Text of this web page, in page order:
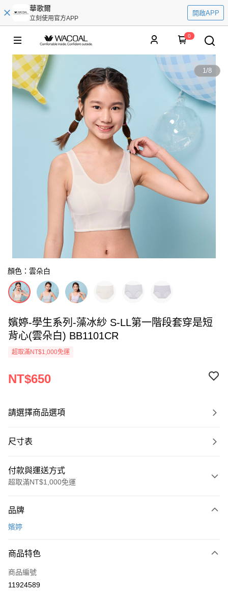
華歌爾
立刻使用官方APP
開啟APP
0
1/8
顏色：雲朵白
嬪婷-學生系列-藻冰紗 S-LL第一階段套穿是短
背心(雲朵白) BB1101CR
超取滿NT$1,000免運
NT$650
請選擇商品選項
尺寸表
付款與運送方式
超取滿NT$1,000免運
信用卡一次付款
LINE Pay
街口支付
品牌
嬪婷
商品特色
商品編號
11924589